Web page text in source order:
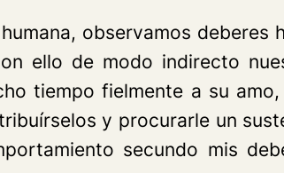
observamos deberes
ello de modo indirecto
tiempo fielmente a su
y procurarle un
secundo mis